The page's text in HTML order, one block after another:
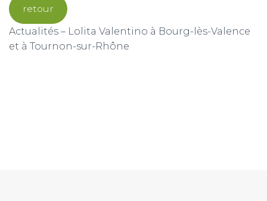
Actualités – Lolita Valentino à Bourg-lès-Valence
et à Tournon-sur-Rhône
retour